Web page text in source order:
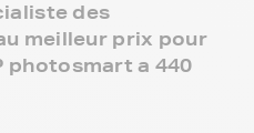
des
meilleur prix pour
photosmart a 440